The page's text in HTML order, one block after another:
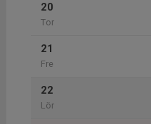
20
Tor
21
Fre
22
Lör